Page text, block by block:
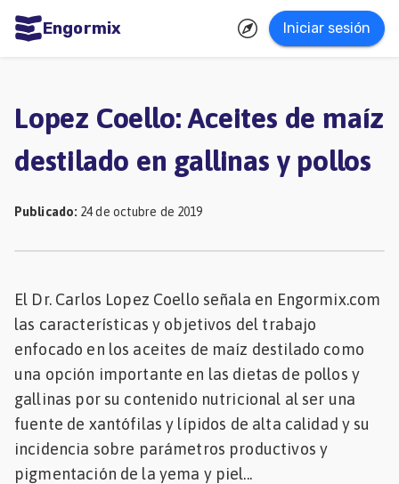
Engormix Iniciar sesión
Agricultura
Balanceados
Ganadería
Lechería
Micotoxinas
Porcicultura
Mascotas
Lopez Coello: Aceites de maíz
destilado en gallinas y pollos
Publicado: 24 de octubre de 2019
El Dr. Carlos Lopez Coello señala en Engormix.com
las características y objetivos del trabajo
enfocado en los aceites de maíz destilado como
una opción importante en las dietas de pollos y
gallinas por su contenido nutricional al ser una
fuente de xantófilas y lípidos de alta calidad y su
incidencia sobre parámetros productivos y
pigmentación de la yema y piel...